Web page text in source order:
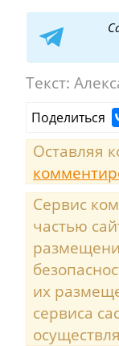
Текст:
Поделиться
Оставляя
Сервис
частью
их
сервиса